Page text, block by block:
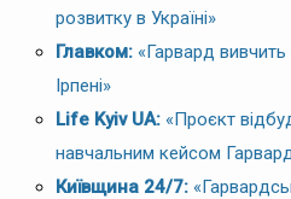
розвитку в Україні»
Главком: «Гарвард вивчить
Ірпені»
Life Kyiv UA: «Проєкт
навчальним кейсом
Київщина 24/7: